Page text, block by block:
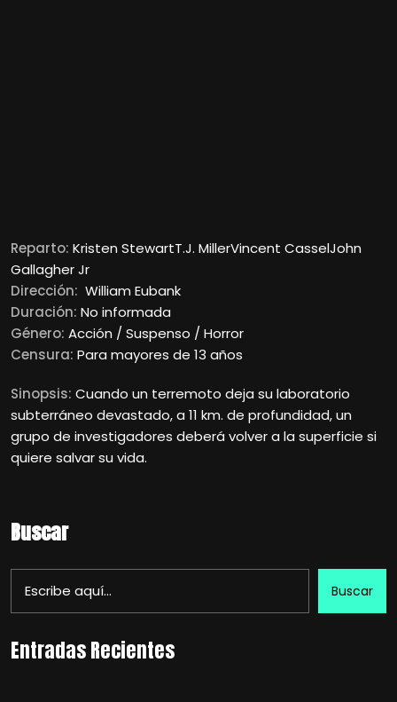
Reparto: Kristen StewartT.J. MillerVincent CasselJohn
Gallagher Jr
Dirección: William Eubank
Duración: No informada
Género: Acción / Suspenso / Horror
Censura: Para mayores de 13 años
Sinopsis: Cuando un terremoto deja su laboratorio
subterráneo devastado, a 11 km. de profundidad, un
grupo de investigadores deberá volver a la superficie si
quiere salvar su vida.
Buscar
Buscar
Entradas Recientes